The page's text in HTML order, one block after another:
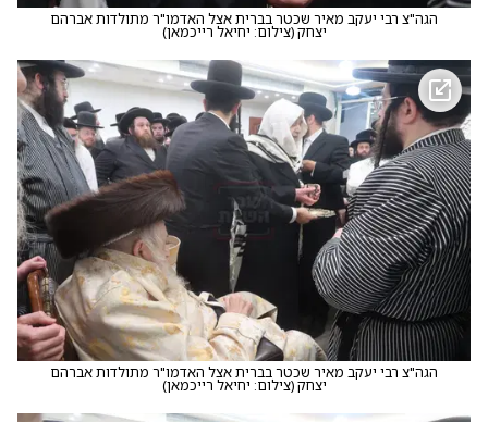
הגה"צ רבי יעקב מאיר שכטר בברית אצל האדמו"ר מתולדות אברהם
יצחק(צילום: יחיאל רייכמאן)
הגה"צ רבי יעקב מאיר שכטר בברית אצל האדמו"ר מתולדות אברהם
יצחק(צילום: יחיאל רייכמאן)